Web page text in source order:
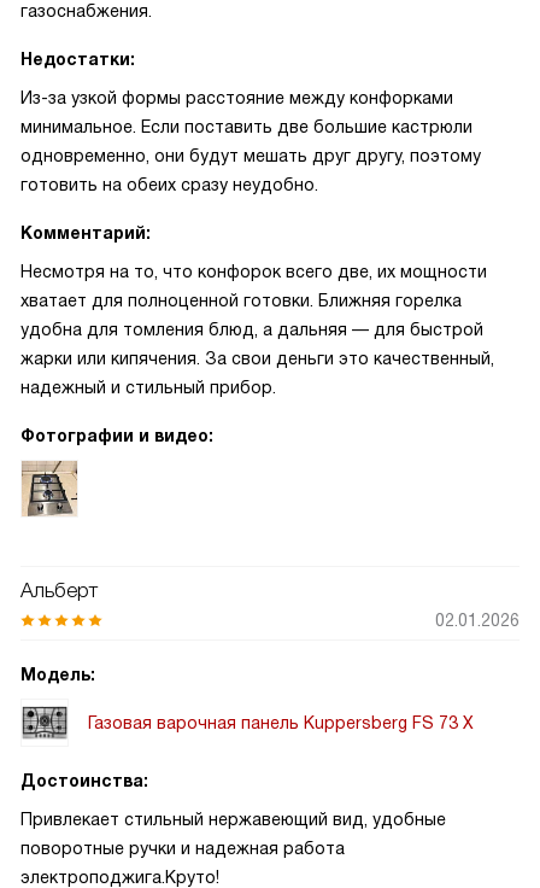
газоснабжения.
Недостатки:
Из-за узкой формы расстояние между конфорками
минимальное. Если поставить две большие кастрюли
одновременно, они будут мешать друг другу, поэтому
готовить на обеих сразу неудобно.
Комментарий:
Несмотря на то, что конфорок всего две, их мощности
хватает для полноценной готовки. Ближняя горелка
удобна для томления блюд, а дальняя — для быстрой
жарки или кипячения. За свои деньги это качественный,
надежный и стильный прибор.
Фотографии и видео:
Альберт
02.01.2026
Модель:
Газовая варочная панель Kuppersberg FS 73 X
Достоинства:
Привлекает стильный нержавеющий вид, удобные
поворотные ручки и надежная работа
электроподжига.Круто!